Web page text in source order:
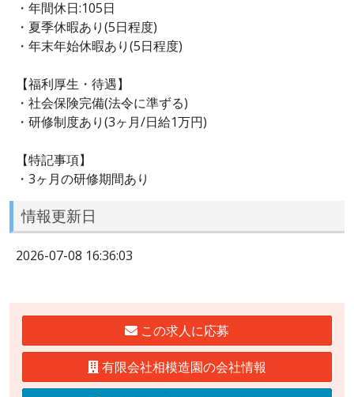
・年間休日:105日
・夏季休暇あり(5日程度)
・年末年始休暇あり(5日程度)
【福利厚生・待遇】
・社会保険完備(法令に準ずる)
・研修制度あり(3ヶ月/日給1万円)
【特記事項】
・3ヶ月の研修期間あり
情報更新日
2026-07-08 16:36:03
この求人に応募
有限会社相模造園の会社情報